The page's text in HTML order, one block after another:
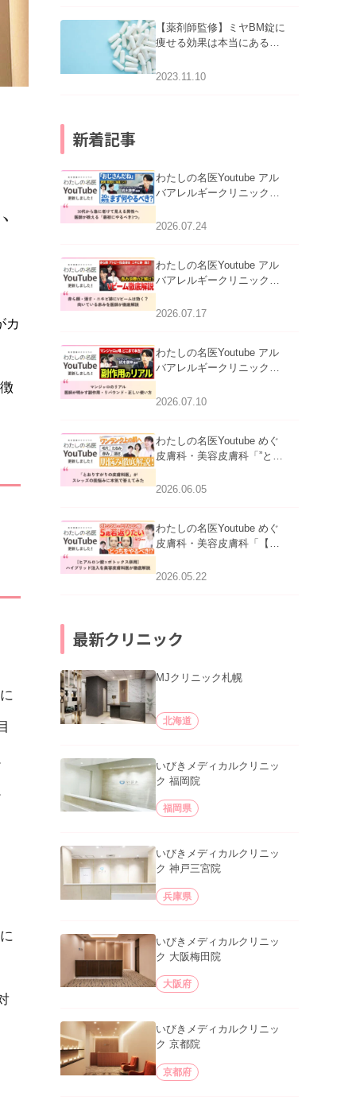
カ
【薬剤師監修】ミヤBM錠に
痩せる効果は本当にある
2023.11.10
新着記事
わたしの名医Youtube アル
バアレルギークリニック札
える男性へ｜医師が教える
2026.07.24
わたしの名医Youtube アル
バアレルギークリニック札
跡にVビームは効く？向い
2026.07.17
わたしの名医Youtube アル
バアレルギークリニック札
医師が明かす副作用・リバ
2026.07.10
わたしの名医Youtube めぐ
皮膚科・美容皮膚科「”とお
ッズの肌悩みに本気で答え
2026.06.05
わたしの名医Youtube めぐ
皮膚科・美容皮膚科「【ヒ
用】ハイブリッド注入を美
2026.05.22
最新クリニック
MJクリニック札幌
北海道
いびきメディカルクリニッ
ク 福岡院
福岡県
いびきメディカルクリニッ
ク 神戸三宮院
兵庫県
いびきメディカルクリニッ
ク 大阪梅田院
大阪府
いびきメディカルクリニッ
ク 京都院
京都府